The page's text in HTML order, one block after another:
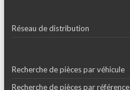
Réseau de distribution
Recherche de pièces par véhicule
Recherche de pièces par référence